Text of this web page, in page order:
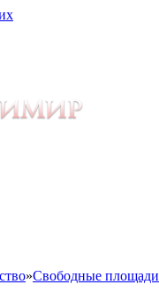
»Свободные площади